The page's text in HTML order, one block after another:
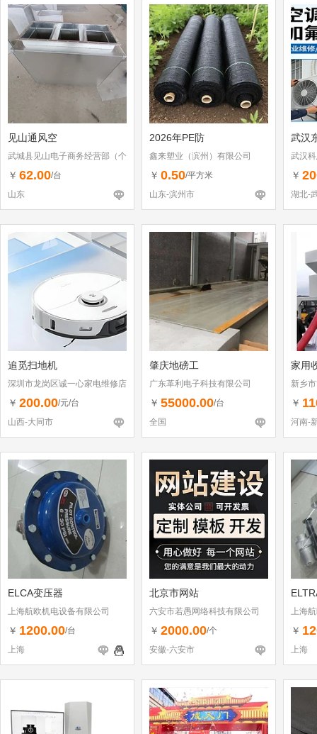
见山通风空
武城县见山电子商务经营部（个
体工商户）
￥ 62.00/台
山东
2026年PE防
鑫来塑业（滨州）有限公司
￥ 0.50/平方米
山东-滨州市
武汉
武汉
￥
湖北-
追觅扫地机
深圳市龙岗区诚一心家电维修店
（个体工商户）
￥ 200.00/元/台
山西-大同市
肇庆地磅工
广东革利电子科技有限公司
￥ 55000.00/台
全国
家用
新乡
￥
河南-
ELCA变压器
上海航欧机电设备有限公司
￥ 1200.00/台
上海
北京市网站
六安市若愚网络科技有限公司
￥ 2000.00/个
安徽-六安市
上海
￥
上海